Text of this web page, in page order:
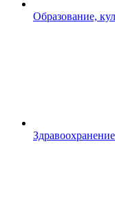
Образование,